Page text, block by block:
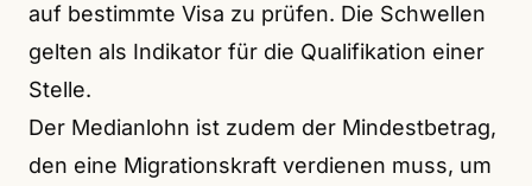
auf bestimmte Visa zu prüfen. Die Schwellen
gelten als Indikator für die Qualifikation einer
Stelle.
Der Medianlohn ist zudem der Mindestbetrag,
den eine Migrationskraft verdienen muss, um